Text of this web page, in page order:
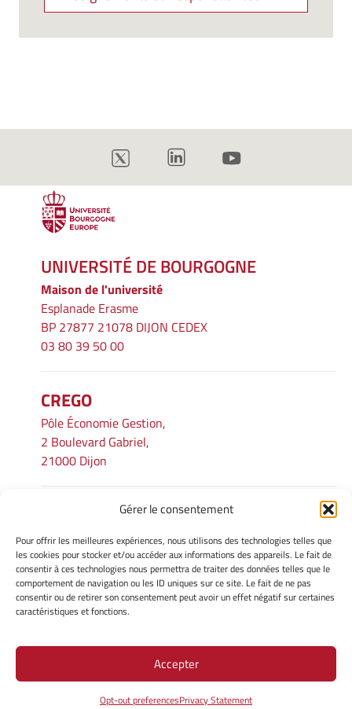
Gérer le consentement
Pour offrir les meilleures expériences, nous utilisons des technologies telles que
les cookies pour stocker et/ou accéder aux informations des appareils. Le fait de
consentir à ces technologies nous permettra de traiter des données telles que le
comportement de navigation ou les ID uniques sur ce site. Le fait de ne pas
consentir ou de retirer son consentement peut avoir un effet négatif sur certaines
caractéristiques et fonctions.
Accepter
Opt-out preferencesPrivacy Statement
UNIVERSITÉ DE BOURGOGNE
Maison de l'université
Esplanade Erasme
BP 27877 21078 DIJON CEDEX
03 80 39 50 00
CREGO
Pôle Économie Gestion,
2 Boulevard Gabriel,
21000 Dijon
INFORMATIONS LÉGALES
Mentions légales
Gérer mes cookies
Avertissement
Politique de cookies
Site Officiel - CREGO @ 2026
Copyright Université de Bourgogne Europe